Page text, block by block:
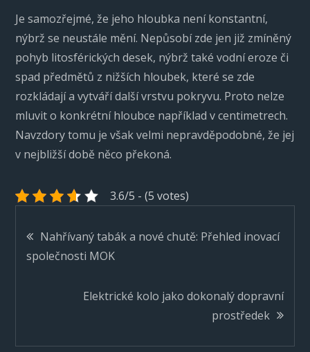
Je samozřejmé, že jeho hloubka není konstantní,
nýbrž se neustále mění. Nepůsobí zde jen již zmíněný
pohyb litosférických desek, nýbrž také vodní eroze či
spad předmětů z nižších hloubek, které se zde
rozkládají a vytváří další vrstvu pokryvu. Proto nelze
mluvit o konkrétní hloubce například v centimetrech.
Navzdory tomu je však velmi nepravděpodobné, že jej
v nejbližší době něco překoná.
3.6/5 - (5 votes)
Navigace
pro
příspěvek
Nahřívaný tabák a nové chutě: Přehled inovací
společnosti MOK
Elektrické kolo jako dokonalý dopravní
prostředek